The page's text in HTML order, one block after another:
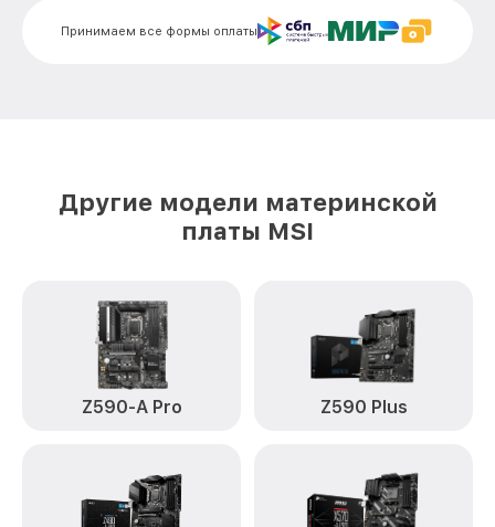
Принимаем все формы оплаты
Другие модели материнской
платы MSI
Z590-A Pro Z590 Plus